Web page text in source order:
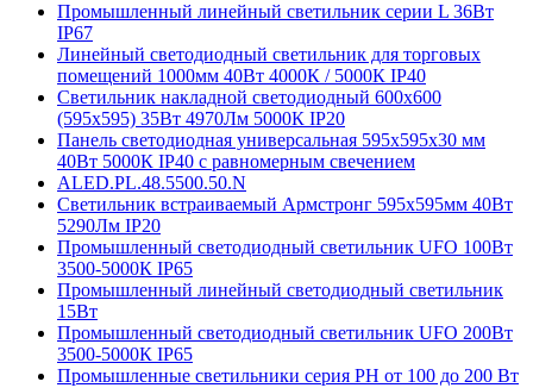
Промышленный линейный светильник серии L 36Вт
IP67
Линейный светодиодный светильник для торговых
помещений 1000мм 40Вт 4000К / 5000К IP40
Светильник накладной светодиодный 600х600
(595х595) 35Вт 4970Лм 5000К IP20
Панель светодиодная универсальная 595х595х30 мм
40Вт 5000К IP40 с равномерным свечением
ALED.PL.48.5500.50.N
Светильник встраиваемый Армстронг 595х595мм 40Вт
5290Лм IP20
Промышленный светодиодный светильник UFO 100Вт
3500-5000К IP65
Промышленный линейный светодиодный светильник
15Вт
Промышленный светодиодный светильник UFO 200Вт
3500-5000К IP65
Промышленные светильники серия PH от 100 до 200 Вт